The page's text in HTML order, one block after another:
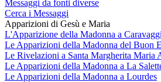
Messaggi da fonti diverse
Cerca i Messaggi
Apparizioni di Gesù e Maria
L'Apparizione della Madonna a
Le Apparizioni della Madonna del Buon
Le Rivelazioni a Santa Margherita Maria
Le Apparizioni della Madonna a La
Le Apparizioni della Madonna a Lourdes